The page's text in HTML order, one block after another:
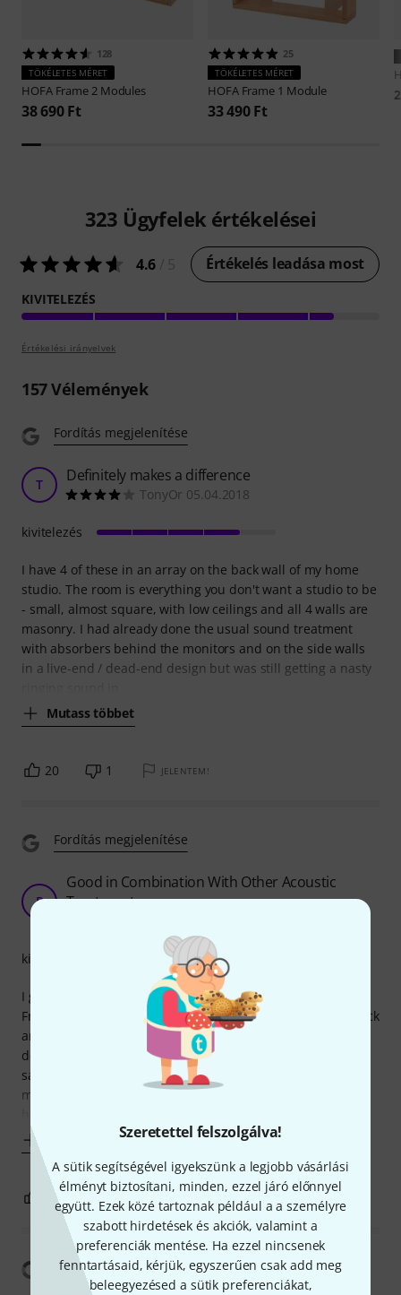
Szeretettel felszolgálva!
A sütik segítségével igyekszünk a legjobb vásárlási
élményt biztosítani, minden, ezzel járó előnnyel
együtt. Ezek közé tartoznak például a a személyre
szabott hirdetések és akciók, valamint a
preferenciák mentése. Ha ezzel nincsenek
fenntartásaid, kérjük, egyszerűen csak add meg
beleegyezésed a sütik preferenciákat,
128
TÖKÉLETES MÉRET
HOFA Frame 2 Modules
38 690 Ft
25
TÖKÉLETES MÉRET
HOFA Frame 1 Module
33 490 Ft
323 Ügyfelek értékelései
4.6 Értékelés leadása most
KIVITELEZÉS
Értékelési irányelvek
157Vélemények
Fordítás megjelenítése
T Definitely makes a difference
TonyOr 05.04.2018
I have 4 of these in an array on the back wall of my home
studio. The room is everything you don't want a studio to be
- small, almost square, with low ceilings and all 4 walls are
masonry. I had already done the usual sound treatment
with absorbers behind the monitors and on the side walls
in a live-end / dead-end design but was still getting a nasty
Mutass többet
kivitelezés
20 1 JELENTEM!
Fordítás megjelenítése
P
Good in Combination With Other Acoustic
Treatment
I got two of the Hofa Diffusors together with the Hofa
Framework and two Eco Black Absorbers as a set on my back
and side walls in the studio. It's hard to say which acoustic
device exactly brought you the big benefit, but rather I can
say that togehter with other absorbers (in my case self-
made) and acoustic foam in edges and corners I am pretty
Mutass többet
kivitelezés
0
Fordítás megjelenítése